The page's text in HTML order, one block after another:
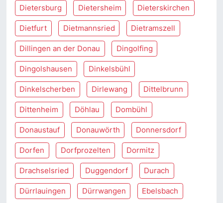
Dietersburg Dietersheim Dieterskirchen
Dietfurt Dietmannsried Dietramszell
Dillingen an der Donau Dingolfing
Dingolshausen Dinkelsbühl
Dinkelscherben Dirlewang Dittelbrunn
Dittenheim Döhlau Dombühl
Donaustauf Donauwörth Donnersdorf
Dorfen Dorfprozelten Dormitz
Drachselsried Duggendorf Durach
Dürrlauingen Dürrwangen Ebelsbach